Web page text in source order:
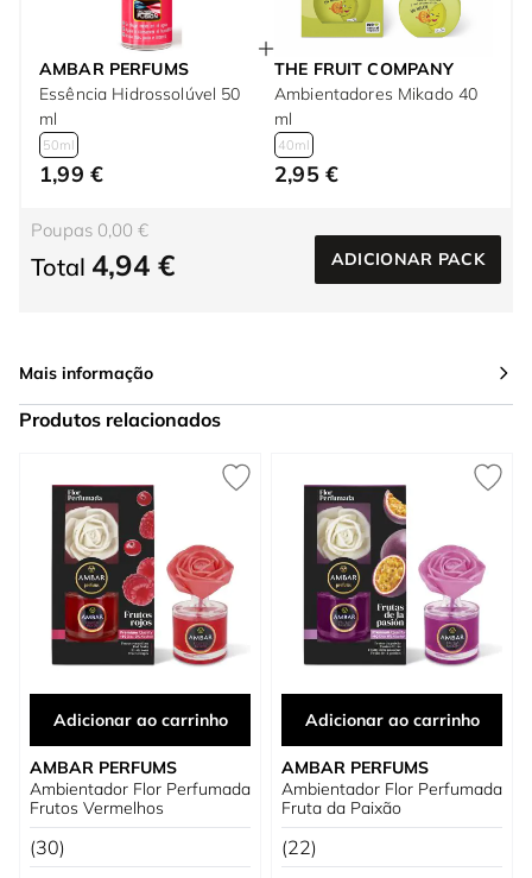
AMBAR PERFUMS
Essência Hidrossolúvel 50
ml
50ml
1,99 €
THE FRUIT COMPANY
Ambientadores Mikado 40
ml
40ml
2,95 €
Poupas 0,00 €
Total 4,94 € ADICIONAR PACK
Mais informação
Produtos relacionados
Adicionar ao carrinho
AMBAR PERFUMS
Ambientador Flor Perfumada
Frutos Vermelhos
(30)
Adicionar ao carrinho
AMBAR PERFUMS
Ambientador Flor Perfumada
Fruta da Paixão
(22)